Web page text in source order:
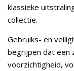
klassieke
collectie.
Gebruiks- en
begrijpen dat een
voorzichtigheid,